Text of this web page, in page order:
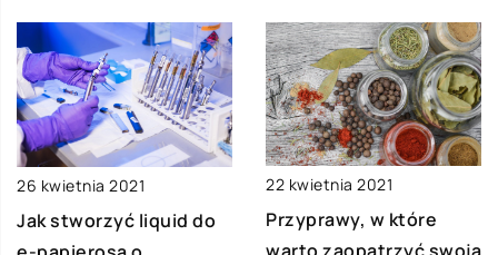
26 kwietnia 2021
Jak stworzyć liquid do
22 kwietnia 2021
Przyprawy, w które